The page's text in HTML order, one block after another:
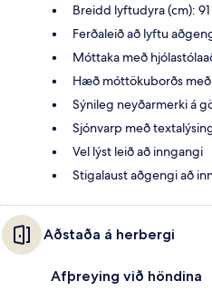
Breidd lyftudyra (cm): 91
Ferðaleið að lyftu
Móttaka með
Hæð móttökuborðs með
Sýnileg neyðarmerki á
Sjónvarp með
Vel lýst leið að inngangi
Stigalaust aðgengi að
Aðstaða á herbergi
Afþreying við höndina